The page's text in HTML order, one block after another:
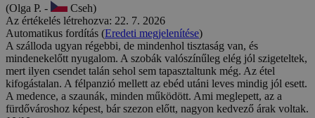
(Olga P. -
Cseh)
Az értékelés létrehozva: 22. 7. 2026
Automatikus fordítás (Eredeti megjelenítése)
A szálloda ugyan régebbi, de mindenhol tisztaság van, és
mindenekelőtt nyugalom. A szobák valószínűleg elég jól szigeteltek,
mert ilyen csendet talán sehol sem tapasztaltunk még. Az étel
kifogástalan. A félpanzió mellett az ebéd utáni leves mindig jól esett.
A medence, a szaunák, minden működött. Ami meglepett, az a
fürdővároshoz képest, bár szezon előtt, nagyon kedvező árak voltak.